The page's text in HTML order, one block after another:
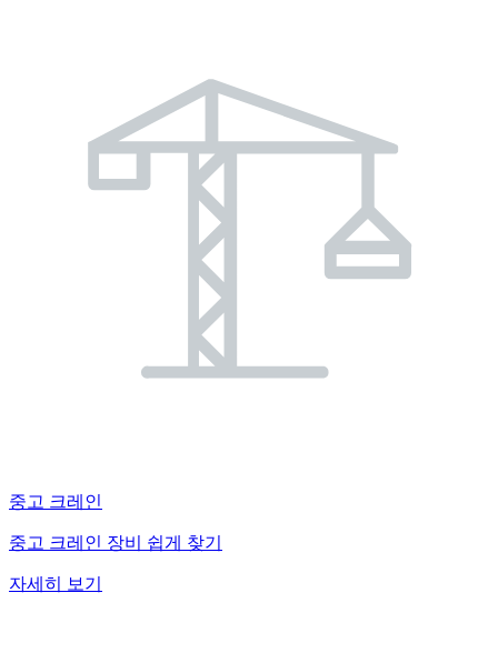
중고 크레인
중고 크레인 장비 쉽게 찾기
자세히 보기